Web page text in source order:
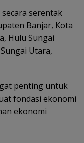
serentak
Banjar, Kota
Hulu Sungai
Utara,
penting untuk
fondasi ekonomi
ekonomi